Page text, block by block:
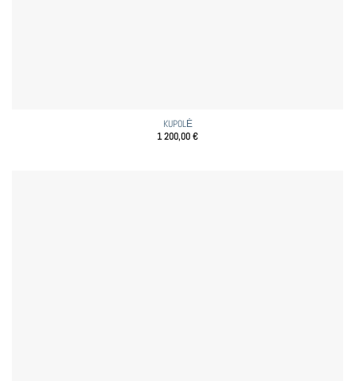
KUPOLĖ
1 200,00€